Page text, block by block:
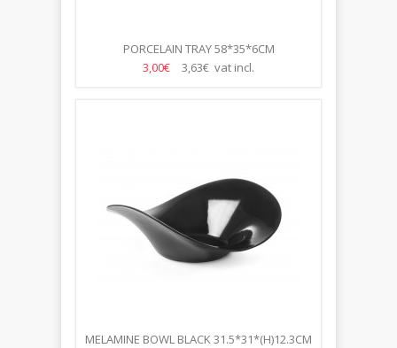
PORCELAIN TRAY 58*35*6CM
3,00€
3,63€ vat incl.
MELAMINE BOWL BLACK 31.5*31*(H)12.3CM